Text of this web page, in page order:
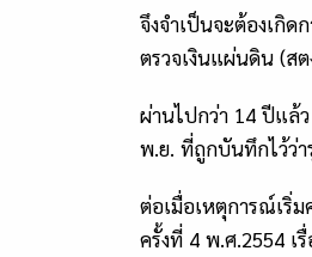
จึงจำเป็นจะต้องเกิ
ตรวจเงินแผ่นดิน (ส
ผ่านไปกว่า 14 ปีแล้
พ.ย. ที่ถูกบันทึกไว้ว่
ต่อเมื่อเหตุการณ์เริ่
ครั้งที่ 4 พ.ศ.2554